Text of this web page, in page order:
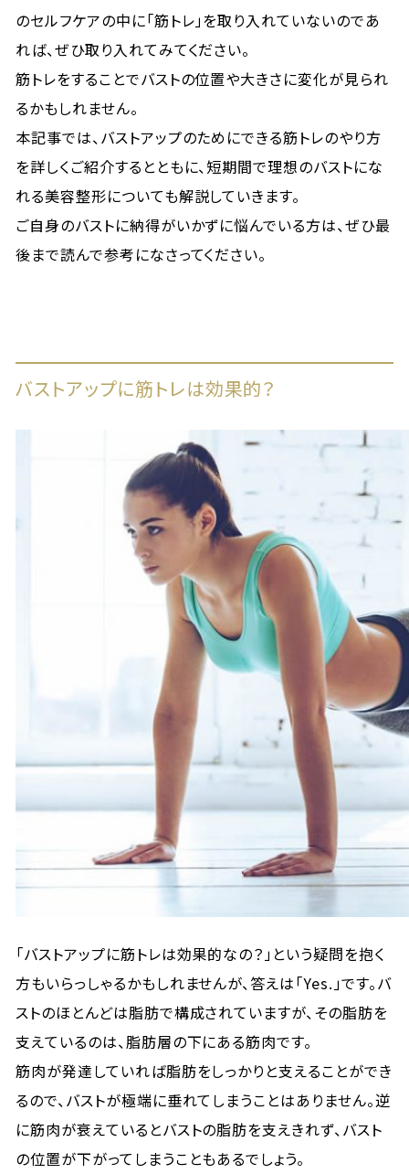
のセルフケアの中に「筋トレ」を取り入れていないのであ
れば、ぜひ取り入れてみてください。
筋トレをすることでバストの位置や大きさに変化が見られ
るかもしれません。
本記事では、バストアップのためにできる筋トレのやり方
を詳しくご紹介するとともに、短期間で理想のバストにな
れる美容整形についても解説していきます。
ご自身のバストに納得がいかずに悩んでいる方は、ぜひ最
後まで読んで参考になさってください。
バストアップに筋トレは効果的？
「バストアップに筋トレは効果的なの？」という疑問を抱く
方もいらっしゃるかもしれませんが、答えは「Yes.」です。バ
ストのほとんどは脂肪で構成されていますが、その脂肪を
支えているのは、脂肪層の下にある筋肉です。
筋肉が発達していれば脂肪をしっかりと支えることができ
るので、バストが極端に垂れてしまうことはありません。逆
に筋肉が衰えているとバストの脂肪を支えきれず、バスト
の位置が下がってしまうこともあるでしょう。